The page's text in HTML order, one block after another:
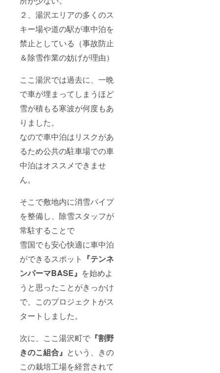
２、湯沢エリアの多くのス
キー場や道の駅が車中泊を
禁止としている（事故防止
＆除雪作業の妨げが理由）
ここ湯沢では過去に、一晩
で車が埋まってしまうほど
雪が積もる寒波が何度もあ
りました。
なので車中泊はリスクがあ
るため公共の駐車場での車
中泊はオススメできませ
ん。
そこで敷地内に消雪パイプ
を整備し、除雪スタッフが
常駐することで
雪国でも安心快適に車中泊
ができるスポット 『テンネ
ンパーマBASE』 を始めよ
うと思ったことがきっかけ
で、このプロジェクトがス
タートしました。
次に、ここ湯沢町で 『割野
きのこ組合』 という、きの
この栽培工場を経営されて